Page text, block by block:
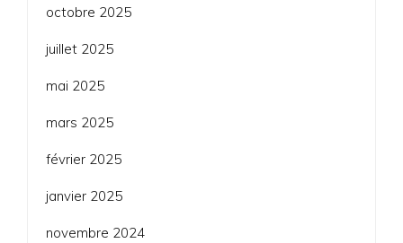
octobre 2025
juillet 2025
mai 2025
mars 2025
février 2025
janvier 2025
novembre 2024